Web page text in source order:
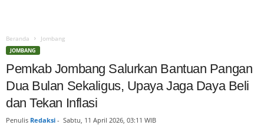
Beranda Jombang
JOMBANG
Pemkab Jombang Salurkan Bantuan Pangan
Dua Bulan Sekaligus, Upaya Jaga Daya Beli
dan Tekan Inflasi
Penulis Redaksi - Sabtu, 11 April 2026, 03:11 WIB